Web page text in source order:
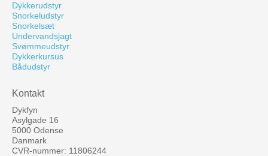
Dykkerudstyr
Snorkeludstyr
Snorkelsæt
Undervandsjagt
Svømmeudstyr
Dykkerkursus
Bådudstyr
Kontakt
Dykfyn
Asylgade 16
5000 Odense
Danmark
CVR-nummer: 11806244